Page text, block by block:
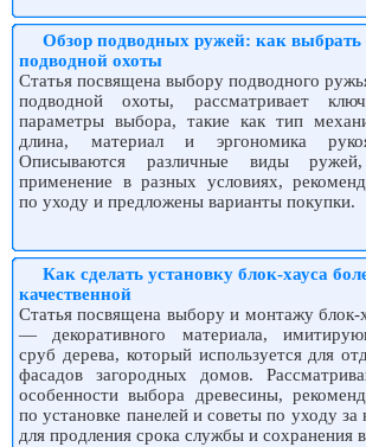
Обзор подводных ружей: как выбрать
подводной охоты
Статья посвящена выбору подводного
подводной охоты, рассматривает
параметры выбора, такие как тип
длина, материал и эргономика
Описываются различные виды
применение в разных условиях,
по уходу и предложены варианты покупки.
Как сделать установку блок-хауса
качественной
Статья посвящена выбору и монтажу блок-
— декоративного материала,
сруб дерева, который используется для
фасадов загородных домов.
особенности выбора древесины,
по установке панелей и советы по уходу за
для продления срока службы и сохранения